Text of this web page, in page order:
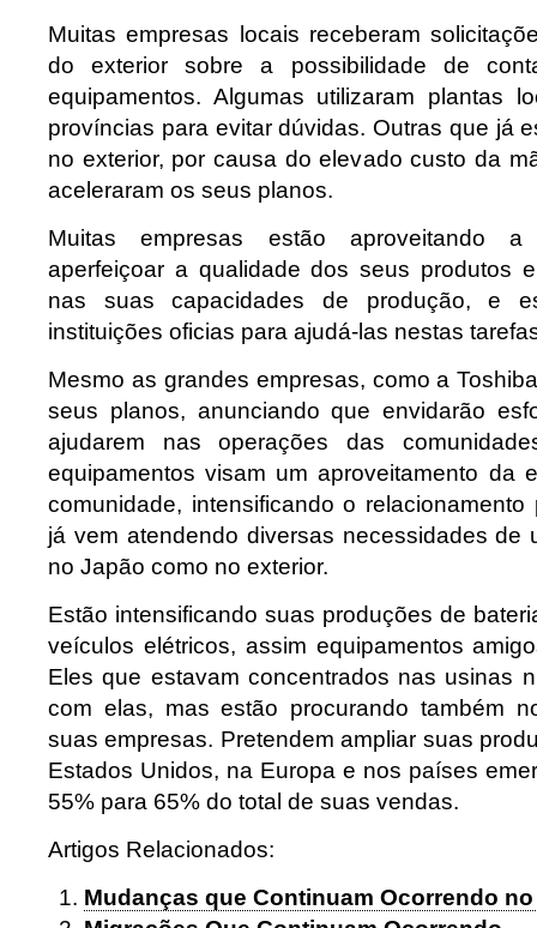
Muitas empresas locais receberam
do exterior sobre a possibilidade de
equipamentos. Algumas utilizaram plantas
províncias para evitar dúvidas. Outras que já
no exterior, por causa do elevado custo da
aceleraram os seus planos.
Muitas empresas estão aproveitando a
aperfeiçoar a qualidade dos seus produtos
nas suas capacidades de produção, e
instituições oficias para ajudá-las nestas
Mesmo as grandes empresas, como a
seus planos, anunciando que envidarão
ajudarem nas operações das
equipamentos visam um aproveitamento da
comunidade, intensificando o relacionamento
já vem atendendo diversas necessidades de
no Japão como no exterior.
Estão intensificando suas produções de
veículos elétricos, assim equipamentos
Eles que estavam concentrados nas usinas
com elas, mas estão procurando também
suas empresas. Pretendem ampliar suas
Estados Unidos, na Europa e nos países
55% para 65% do total de suas vendas.
Artigos Relacionados:
Mudanças que Continuam Ocorrendo